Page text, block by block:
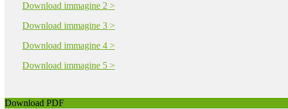
Download immagine 2 >
Download immagine 3 >
Download immagine 4 >
Download immagine 5 >
Download PDF